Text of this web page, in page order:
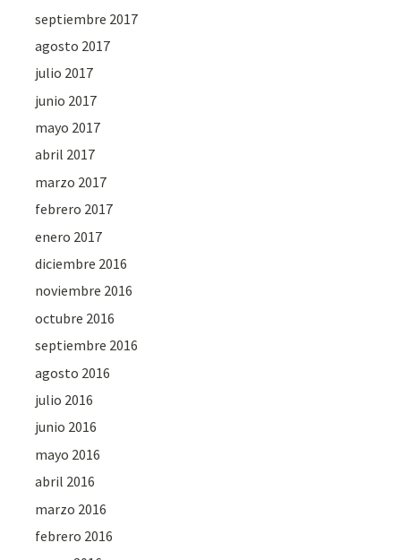
septiembre 2017
agosto 2017
julio 2017
junio 2017
mayo 2017
abril 2017
marzo 2017
febrero 2017
enero 2017
diciembre 2016
noviembre 2016
octubre 2016
septiembre 2016
agosto 2016
julio 2016
junio 2016
mayo 2016
abril 2016
marzo 2016
febrero 2016